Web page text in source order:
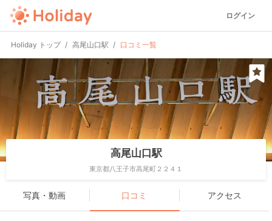
ログイン
Holiday トップ 高尾山口駅 口コミ一覧
高尾山口駅
東京都八王子市高尾町２２４１
写真・動画 口コミ アクセス